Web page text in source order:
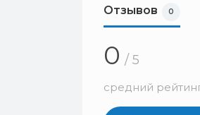
Отзывов 0
0 / 5
средний